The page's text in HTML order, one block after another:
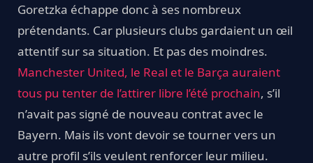
Goretzka échappe donc à ses nombreux
prétendants. Car plusieurs clubs gardaient un œil
attentif sur sa situation. Et pas des moindres.
Manchester United, le Real et le Barça auraient
tous pu tenter de l’attirer libre l’été prochain, s’il
n’avait pas signé de nouveau contrat avec le
Bayern. Mais ils vont devoir se tourner vers un
autre profil s’ils veulent renforcer leur milieu.